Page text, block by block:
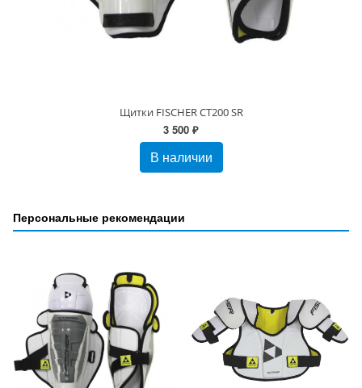
Щитки FISCHER CT200 SR
3 500 ₽
В наличии
Персональные рекомендации